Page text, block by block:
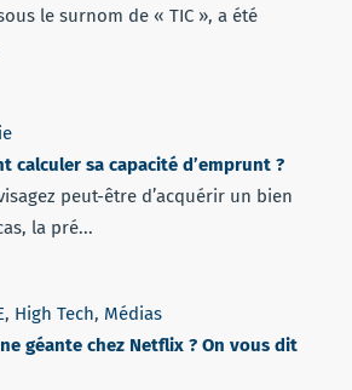
le surnom de « TIC », a été
calculer sa capacité d’emprunt ?
peut-être d’acquérir un bien
la pré...
, High Tech, Médias
géante chez Netflix ? On vous dit